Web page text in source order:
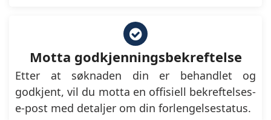
Motta godkjenningsbekreftelse
Etter at søknaden din er behandlet og
godkjent, vil du motta en offisiell bekreftelses-
e-post med detaljer om din forlengelsestatus.